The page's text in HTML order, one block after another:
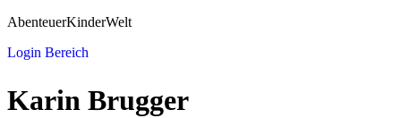
AbenteuerKinderWelt
Login Bereich
Karin Brugger